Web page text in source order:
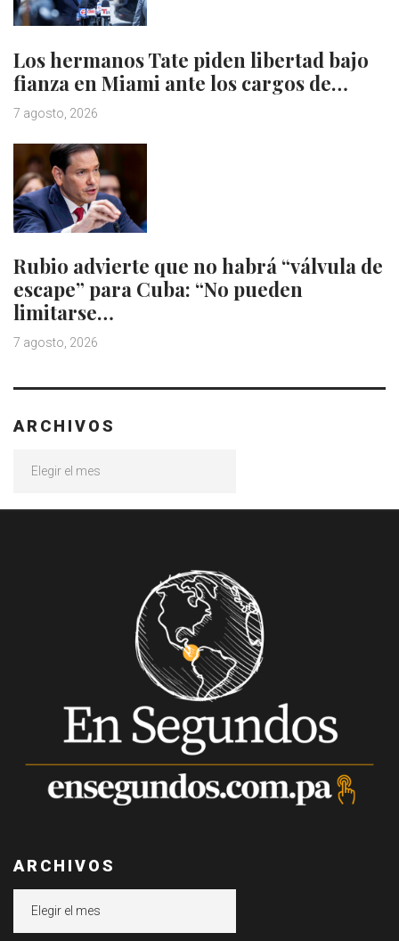
Los hermanos Tate piden libertad bajo
fianza en Miami ante los cargos de…
7 agosto, 2026
Rubio advierte que no habrá “válvula de
escape” para Cuba: “No pueden
limitarse…
7 agosto, 2026
ARCHIVOS
ARCHIVOS